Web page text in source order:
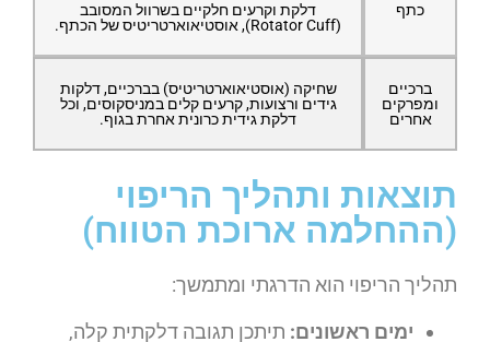
כתף
דלקת וקרעים חלקיים בשרוול המסובב
(Rotator Cuff), אוסטיאוארטריטיס של הכתף.
ברכיים
ומפרקים
אחרים
שחיקה (אוסטיאוארטריטיס) בברכיים, דלקות
גידים ורצועות, קרעים קלים במניסקוסים, וכל
דלקת גידית כרונית אחרת בגוף.
תוצאות ותהליך הריפוי
(ההחלמה ארוכת הטווח)
תהליך הריפוי הוא הדרגתי ומתמשך:
ימים ראשונים: תיתכן תגובה דלקתית קלה,